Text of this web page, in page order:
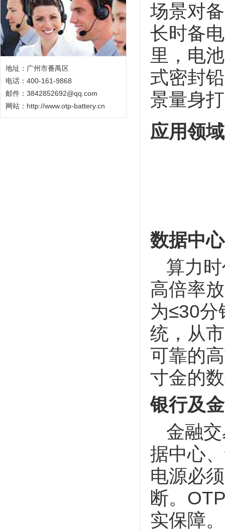
地址：广州市番禺区
电话：400-161-9868
邮件：3842852692@qq.com
网站： http://www.otp-battery.cn
场景对
长时备
里，电
式密封
景量身
应用领域
数据中
算力
高倍率
为≤30
统，从
可靠的
寸金的
银行及
金融
据中心
电源必
断。
实保障。